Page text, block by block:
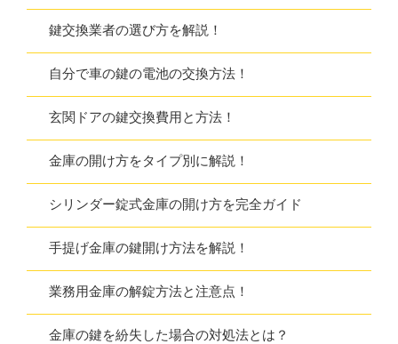
鍵交換業者の選び方を解説！
自分で車の鍵の電池の交換方法！
玄関ドアの鍵交換費用と方法！
金庫の開け方をタイプ別に解説！
シリンダー錠式金庫の開け方を完全ガイド
手提げ金庫の鍵開け方法を解説！
業務用金庫の解錠方法と注意点！
金庫の鍵を紛失した場合の対処法とは？